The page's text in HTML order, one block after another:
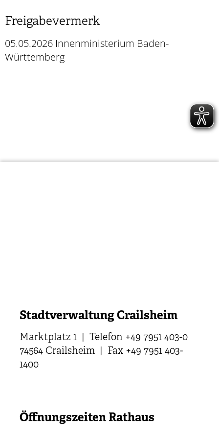
Freigabevermerk
05.05.2026 Innenministerium Baden-
Württemberg
Stadtverwaltung Crailsheim
Marktplatz 1 | Telefon +49 7951 403-0
74564 Crailsheim | Fax +49 7951 403-
1400
Öffnungszeiten Rathaus